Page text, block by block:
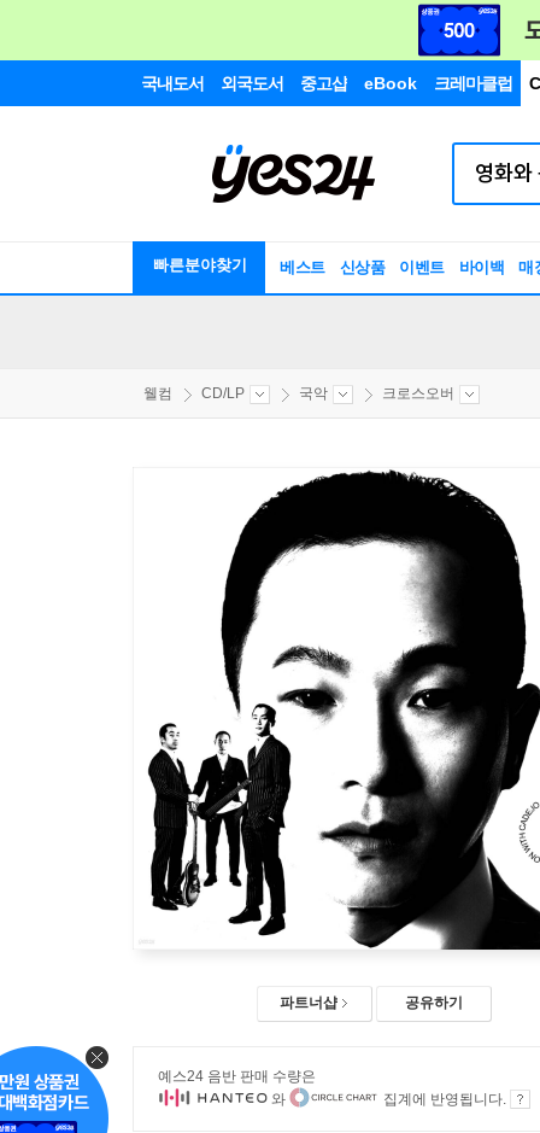
국내도서 외국도서 중고샵 eBook 크레마클럽
빠른분야찾기 베스트 신상품 이벤트 바이백 매
웰컴 CD/LP 국악 크로스오버
파트너샵 공유하기
예스24 음반 판매 수량은
와
집계에 반영됩니다.